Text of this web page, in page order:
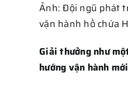
Ảnh: Đội ngũ phát
vận hành hồ chứa
Giải thưởng như
hướng vận hành mới